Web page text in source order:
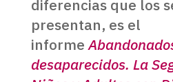
diferencias que los
presentan, es el
informe
desaparecidos. La